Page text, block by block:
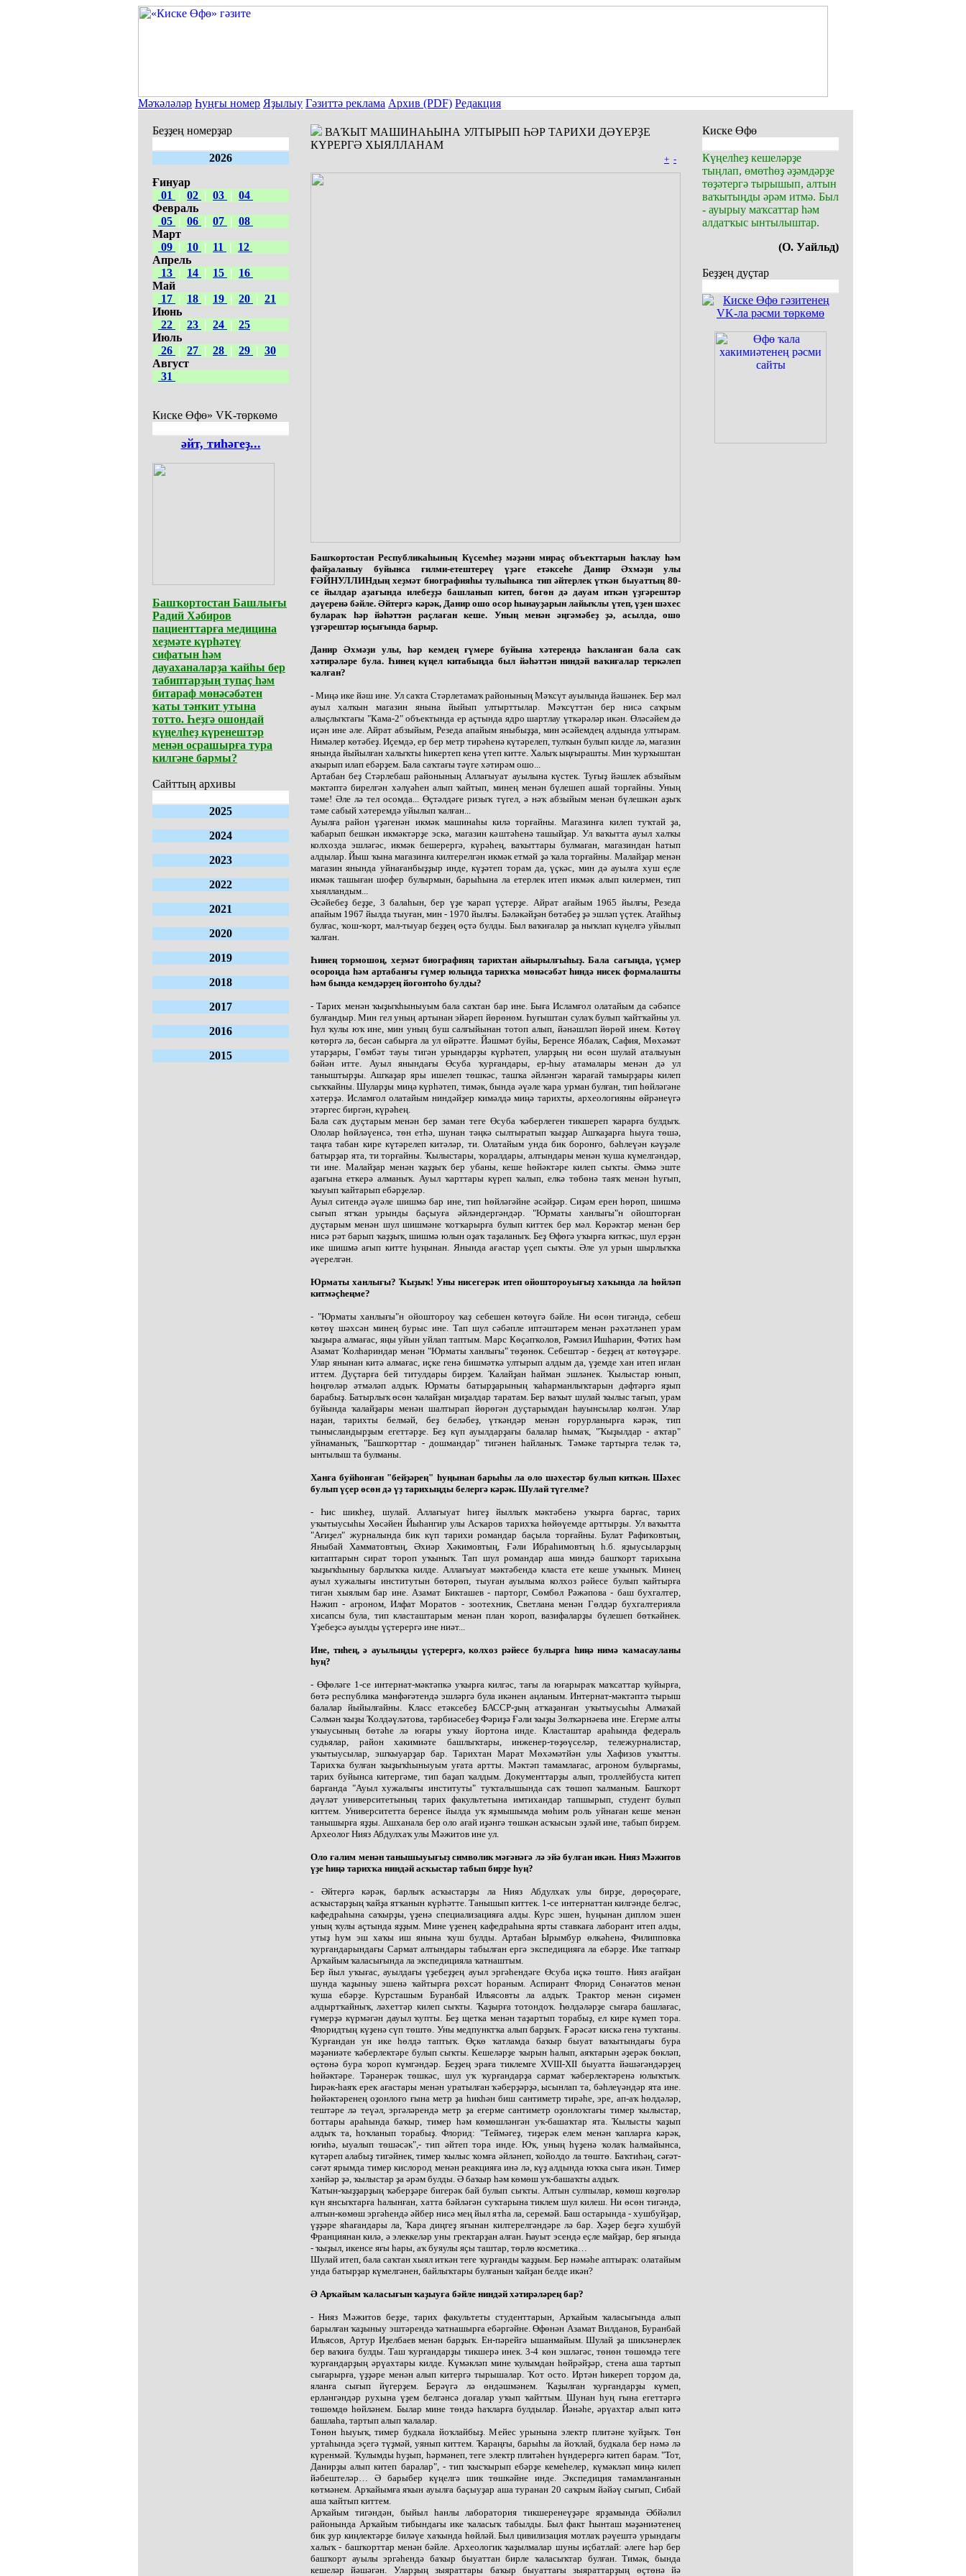
Мәҡәләләр Һуңғы номер Яҙылыу Гәзиттә реклама Архив (PDF) Редакция
Беҙҙең номерҙар
2026
Ғинуар
01
| 02 | 03 | 04
Февраль
05 | 06 | 07 | 08
Март
09 | 10 | 11 |
12
Апрель
13 | 14 | 15 |
16
Май
17 | 18 | 19 | 20 | 21
Июнь
22 | 23 | 24 | 25
Июль
26 | 27 | 28 | 29 | 30
Август
31
Киске Өфө» VK-төркөмө
әйт, тиһәгеҙ...
Башҡортостан Башлығы
Радий Хәбиров
пациенттарға медицина
хеҙмәте күрһәтеү
сифатын һәм
дауаханаларҙа ҡайһы бер
табиптарҙың тупаҫ һәм
битараф мөнәсәбәтен
ҡаты тәнҡит утына
тотто. Һеҙгә ошондай
күңелһеҙ күренештәр
менән осрашырға тура
килгәне бармы?
Сайттың архивы
2025
2024
2023
2022
2021
2020
2019
2018
2017
2016
2015
ВАҠЫТ МАШИНАҺЫНА УЛТЫРЫП ҺӘР ТАРИХИ ДӘҮЕРҘЕ
КҮРЕРГӘ ХЫЯЛЛАНАМ
+ -
Башҡортостан Республикаһының Күсемһеҙ мәҙәни мираҫ объекттарын һаҡлау һәм
файҙаланыу буйынса ғилми-етештереү үҙәге етәксеһе Данир Әхмәҙи улы
ҒӘЙНУЛЛИНдың хеҙмәт биографияһы тулыһынса тип әйтерлек үткән быуаттың 80-
се йылдар аҙағында илебеҙҙә башланып китеп, бөгөн дә дауам иткән үҙгәрештәр
дәүеренә бәйле. Әйтергә кәрәк, Данир ошо осор һынауҙарын лайыҡлы үтеп, үҙен шәхес
булараҡ һәр йәһәттән раҫлаған кеше. Уның менән әңгәмәбеҙ ҙә, асылда, ошо
үҙгәрештәр юҫығында барыр.
Данир Әхмәҙи улы, һәр кемдең ғүмере буйына хәтерендә һаҡланған бала саҡ
хәтирәләре була. Һинең күңел китабыңда был йәһәттән ниндәй ваҡиғалар теркәлеп
ҡалған?
- Миңә ике йәш ине. Ул саҡта Стәрлетамаҡ районының Мәҡсүт ауылында йәшәнек. Бер мәл
ауыл халҡын магазин янына йыйып ултырттылар. Мәҡсүттән бер нисә саҡрым
алыҫлыҡтағы "Кама-2" объектында ер аҫтында ядро шартлау үткәрәләр икән. Өләсәйем дә
иҫән ине әле. Айрат абзыйым, Резеда апайым яныбыҙҙа, мин әсәйемдең алдында ултырам.
Нимәлер көтәбеҙ. Иҫемдә, ер бер метр тирәһенә күтәрелеп, тулҡын булып килде лә, магазин
янында йыйылған халыҡты һикертеп кенә үтеп китте. Халыҡ ыңғырашты. Мин ҡурҡыштан
аҡырып илап ебәрҙем. Бала саҡтағы тәүге хәтирәм ошо...
Артабан беҙ Стәрлебаш районының Аллағыуат ауылына күстек. Туғыҙ йәшлек абзыйым
мәктәптә бирелгән хәлүәһен алып ҡайтып, минең менән бүлешеп ашай торғайны. Уның
тәме! Әле лә тел осомда... Өҫтәлдәге ризыҡ түгел, ә нәҡ абзыйым менән бүлешкән аҙыҡ
тәме сабый хәтеремдә уйылып ҡалған...
Ауылға район үҙәгенән икмәк машинаһы килә торғайны. Магазинға килеп туҡтай ҙа,
ҡабарып бешкән икмәктәрҙе эскә, магазин кәштәһенә ташыйҙар. Ул ваҡытта ауыл халҡы
колхозда эшләгәс, икмәк бешерергә, күрәһең, ваҡыттары булмаған, магазиндан һатып
алдылар. Йыш ҡына магазинға килтерелгән икмәк етмәй ҙә ҡала торғайны. Малайҙар менән
магазин янында уйнағанбыҙҙыр инде, күҙәтеп торам да, үҫкәс, мин дә ауылға хуш еҫле
икмәк ташыған шофер булырмын, барыһына ла етерлек итеп икмәк алып килермен, тип
хыялландым...
Әсәйебеҙ беҙҙе, 3 балаһын, бер үҙе ҡарап үҫтерҙе. Айрат ағайым 1965 йылғы, Резеда
апайым 1967 йылда тыуған, мин - 1970 йылғы. Бәләкәйҙән бөтәбеҙ ҙә эшләп үҫтек. Атайһыҙ
булғас, ҡош-ҡорт, мал-тыуар беҙҙең өҫтә булды. Был ваҡиғалар ҙа ныҡлап күңелгә уйылып
ҡалған.
Һинең тормошоң, хеҙмәт биографияң тарихтан айырылғыһыҙ. Бала сағыңда, үҫмер
осороңда һәм артабанғы ғүмер юлыңда тарихҡа мөнәсәбәт һиндә нисек формалашты
һәм бында кемдәрҙең йоғонтоһо булды?
- Тарих менән ҡыҙыҡһыныуым бала саҡтан бар ине. Быға Исламғол олатайым да сәбәпсе
булғандыр. Мин гел уның артынан эйәреп йөрөнөм. Һуғыштан сулаҡ булып ҡайтҡайны ул.
Һул ҡулы юҡ ине, мин уның буш салғыйынан тотоп алып, йәнәшләп йөрөй инем. Көтөү
көтөргә лә, бесән сабырға ла ул өйрәтте. Йәшмәт буйы, Беренсе Ябалаҡ, Сафия, Мөхәмәт
утарҙары, Гөмбәт тауы тигән урындарҙы күрһәтеп, уларҙың ни өсөн шулай аталыуын
бәйән итте. Ауыл янындағы Өсуба ҡурғандары, ер-һыу атамалары менән дә ул
таныштырҙы. Ашҡаҙар яры ишелеп төшкәс, ташҡа әйләнгән ҡарағай тамырҙары килеп
сыҡҡайны. Шуларҙы миңә күрһәтеп, тимәк, бында әүәле ҡара урман булған, тип һөйләгәне
хәтерҙә. Исламғол олатайым ниндәйҙер кимәлдә миңә тарихты, археологияны өйрәнеүгә
этәргес биргән, күрәһең.
Бала саҡ дуҫтарым менән бер заман теге Өсуба ҡәберлеген тикшереп ҡарарға булдыҡ.
Ололар һөйләүенсә, төн етһә, шунан тәңкә сылтыратып ҡыҙҙар Ашҡаҙарға һыуға төшә,
таңға табан кире күтәрелеп китәләр, ти. Олатайым унда бик боронғо, бәһлеүән кәүҙәле
батырҙар ята, ти торғайны. Ҡылыстары, ҡоралдары, алтындары менән ҡуша күмелгәндәр,
ти ине. Малайҙар менән ҡаҙҙыҡ бер убаны, кеше һөйәктәре килеп сыҡты. Әммә эште
аҙағына еткерә алманыҡ. Ауыл ҡарттары күреп ҡалып, елкә төбөнә таяҡ менән һуғып,
ҡыуып ҡайтарып ебәрҙеләр.
Ауыл ситендә әүәле шишмә бар ине, тип һөйләгәйне әсәйҙәр. Сиҙәм ерен һөрөп, шишмә
сығып ятҡан урынды баҫыуға әйләндергәндәр. "Юрматы ханлығы"н ойошторған
дуҫтарым менән шул шишмәне ҡотҡарырға булып киттек бер мәл. Көрәктәр менән бер
нисә рәт барып ҡаҙҙыҡ, шишмә юлын оҙаҡ таҙаланыҡ. Беҙ Өфөгә уҡырға киткәс, шул ерҙән
ике шишмә ағып китте һуңынан. Янында ағастар үҫеп сыҡты. Әле ул урын шырлыҡҡа
әүерелгән.
Юрматы ханлығы? Ҡыҙыҡ! Уны нисегерәк итеп ойоштороуығыҙ хаҡында ла һөйләп
китмәҫһеңме?
- "Юрматы ханлығы"н ойоштороу ҡаҙ себешен көтөүгә бәйле. Ни өсөн тигәндә, себеш
көтөү шәхсән минең бурыс ине. Тап шул сәбәпле иптәштәрем менән рәхәтләнеп урам
ҡыҙыра алмағас, яңы уйын уйлап таптым. Марс Көҫәпҡолов, Рәмзил Ишһарин, Фәтих һәм
Азамат Ҡолһариндар менән "Юрматы ханлығы" төҙөнөк. Себештәр - беҙҙең ат көтөүҙәре.
Улар янынан китә алмағас, иҫке генә бишмәткә ултырып алдым да, үҙемде хан итеп иғлан
иттем. Дуҫтарға бей титулдары бирҙем. Ҡалайҙан һайман эшләнек. Ҡылыстар юнып,
һөңгөләр әтмәләп алдыҡ. Юрматы батырҙарының ҡаһарманлыҡтарын дәфтәргә яҙып
барабыҙ. Батырлыҡ өсөн ҡалайҙан миҙалдар таратам. Бер ваҡыт шулай ҡылыс тағып, урам
буйында ҡалайҙары менән шалтырап йөрөгән дуҫтарымдан һауынсылар көлгән. Улар
наҙан, тарихты белмәй, беҙ беләбеҙ, үткәндәр менән ғорурланырға кәрәк, тип
тынысландырҙым егеттәрҙе. Беҙ күп ауылдарҙағы балалар һымаҡ, "Ҡыҙылдар - аҡтар"
уйнаманыҡ, "Башҡорттар - дошмандар" тигәнен һайланыҡ. Тәмәке тартырға теләк тә,
ынтылыш та булманы.
Ханға буйһонған "бейҙәрең" һуңынан барыһы ла оло шәхестәр булып киткән. Шәхес
булып үҫер өсөн дә үҙ тарихыңды белергә кәрәк. Шулай түгелме?
- Һис шикһеҙ, шулай. Аллағыуат һигеҙ йыллыҡ мәктәбенә уҡырға барғас, тарих
уҡытыусыһы Хөсәйен Йыһангир улы Асҡаров тарихҡа һөйөүемде арттырҙы. Ул ваҡытта
"Ағиҙел" журналында бик күп тарихи романдар баҫыла торғайны. Булат Рафиҡовтың,
Яныбай Хамматовтың, Әхиәр Хәкимовтың, Ғәли Ибраһимовтың һ.б. яҙыусыларҙың
китаптарын сират тороп уҡыныҡ. Тап шул романдар аша миндә башҡорт тарихына
ҡыҙыҡһыныу барлыҡҡа килде. Аллағыуат мәктәбендә класта ете кеше уҡыныҡ. Минең
ауыл хужалығы институтын бөтөрөп, тыуған ауылыма колхоз рәйесе булып ҡайтырға
тигән хыялым бар ине. Азамат Бикташев - парторг, Сөмбөл Рәжәпова - баш бухгалтер,
Нәжип - агроном, Илфат Моратов - зоотехник, Светлана менән Гөлдәр бухгалтерияла
хисапсы була, тип класташтарым менән план ҡороп, вазифаларҙы бүлешеп бөткәйнек.
Үҙебеҙсә ауылды үҫтерергә ине ниәт...
Ине, тиһең, ә ауылыңды үҫтерергә, колхоз рәйесе булырға һиңә нимә ҡамасауланы
һуң?
- Өфөләге 1-се интернат-мәктәпкә уҡырға килгәс, тағы ла юғарыраҡ маҡсаттар ҡуйырға,
бөтә республика мәнфәғәтендә эшләргә була икәнен аңланым. Интернат-мәктәптә тырыш
балалар йыйылғайны. Класс етәксебеҙ БАССР-ҙың атҡаҙанған уҡытыусыһы Алмаҡай
Сәлмән ҡыҙы Ҡолдәүләтова, тәрбиәсебеҙ Фәриҙә Ғәли ҡыҙы Зөлҡәрнәева ине. Егерме алты
уҡыусының бөтәһе лә юғары уҡыу йортона инде. Класташтар араһында федераль
судьялар, район хакимиәте башлыҡтары, инженер-төҙөүселәр, тележурналистар,
уҡытыусылар, эшҡыуарҙар бар. Тарихтан Марат Мөхәмәтйән улы Хафизов уҡытты.
Тарихҡа булған ҡыҙыҡһыныуым уғата артты. Мәктәп тамамлағас, агроном булырғамы,
тарих буйынса китергәме, тип баҙап ҡалдым. Документтарҙы алып, троллейбуста китеп
барғанда "Ауыл хужалығы институты" туҡталышында саҡ төшөп ҡалманым. Башҡорт
дәүләт университетының тарих факультетына имтихандар тапшырып, студент булып
киттем. Университетта беренсе йылда уҡ яҙмышымда мөһим роль уйнаған кеше менән
танышырға яҙҙы. Ашханала бер оло ағай иҙәнгә төшкән асҡысын эҙләй ине, табып бирҙем.
Археолог Нияз Абдулхаҡ улы Мәжитов ине ул.
Оло ғалим менән танышыуығыҙ символик мәғәнәгә лә эйә булған икән. Нияз Мәжитов
үҙе һиңә тарихҡа ниндәй асҡыстар табып бирҙе һуң?
- Әйтергә кәрәк, барлыҡ асҡыстарҙы ла Нияз Абдулхаҡ улы бирҙе, дөрөҫөрәге,
асҡыстарҙың ҡайҙа ятҡанын күрһәтте. Танышып киттек. 1-се интернаттан килгәнде белгәс,
кафедраһына саҡырҙы, үҙенә специализацияға алды. Курс эшен, һуңынан диплом эшен
уның ҡулы аҫтында яҙҙым. Мине үҙенең кафедраһына ярты ставкаға лаборант итеп алды,
утыҙ һум эш хаҡы иш янына ҡуш булды. Артабан Ырымбур өлкәһенә, Филипповка
ҡурғандарындағы Сармат алтындары табылған ергә экспедицияға ла ебәрҙе. Ике тапҡыр
Арҡайым ҡаласығында ла экспедицияла ҡатнаштым.
Бер йыл уҡығас, ауылдағы үҙебеҙҙең ауыл эргәһендәге Өсуба иҫкә төштө. Нияз ағайҙан
шунда ҡаҙыныу эшенә ҡайтырға рөхсәт һораным. Аспирант Флорид Сөнәғәтов менән
ҡуша ебәрҙе. Курсташым Буранбай Ильясовты ла алдыҡ. Трактор менән сиҙәмен
алдыртҡайныҡ, ләхеттәр килеп сыҡты. Ҡаҙырға тотондоҡ. Һөлдәләрҙе сығара башлағас,
ғүмерҙә күрмәгән дауыл ҡупты. Беҙ щетка менән таҙартып торабыҙ, ел кире күмеп тора.
Флоридтың күҙенә сүп төштө. Уны медпунктҡа алып барҙыҡ. Ғәрәсәт кискә генә туҡтаны.
Ҡурғандан ун ике һөлдә таптыҡ. Өҫкө ҡатламда баҡыр быуат ваҡытындағы бура
мәҙәниәте ҡәберлектәре булып сыҡты. Кешеләрҙе ҡырын һалып, аяҡтарын әҙерәк бөкләп,
өҫтөнә бура ҡороп күмгәндәр. Беҙҙең эраға тиклемге XVIII-XII быуатта йәшәгәндәрҙең
һөйәктәре. Тәрәнерәк төшкәс, шул уҡ ҡурғандарҙа сармат ҡәберлектәренә юлыҡтыҡ.
Һирәк-һаяҡ ерек ағастары менән уратылған ҡәберҙәрҙә, ысынлап та, бәһлеүәндәр ята ине.
Һөйәктәренең оҙонлоғо ғына метр ҙа һикһән биш сантиметр тирәһе, эре, ап-аҡ һөлдәләр,
тештәре лә теүәл, эргәләрендә метр ҙа егерме сантиметр оҙонлоҡтағы тимер ҡылыстар,
боттары араһында баҡыр, тимер һәм көмөшләнгән уҡ-башаҡтар ята. Ҡылысты ҡаҙып
алдыҡ та, һоҡланып торабыҙ. Флорид: "Теймәгеҙ, тиҙерәк елем менән ҡапларға кәрәк,
юғиһә, ыуалып төшәсәк",- тип әйтеп тора инде. Юҡ, уның һүҙенә ҡолаҡ һалмайынса,
күтәреп алабыҙ тигәйнек, тимер ҡылыс ҡомға әйләнеп, ҡойолдо ла төштө. Баҡтиһәң, сәғәт-
сәғәт ярымда тимер кислород менән реакцияға инә лә, күҙ алдында юҡҡа сыға икән. Тимер
хәнйәр ҙә, ҡылыстар ҙа әрәм булды. Ә баҡыр һәм көмөш уҡ-башаҡты алдыҡ.
Ҡатын-ҡыҙҙарҙың ҡәберҙәре бигерәк бай булып сыҡты. Алтын сулпылар, көмөш көҙгөләр
күн янсыҡтарға һалынған, хатта бәйләгән суҡтарына тиклем шул килеш. Ни өсөн тигәндә,
алтын-көмөш эргәһендә әйбер нисә мең йыл ятһа ла, серемәй. Баш остарында - хушбуйҙар,
үҙҙәре яһағандары ла, Ҡара диңгеҙ яғынан килтерелгәндәре лә бар. Хәҙер беҙгә хушбуй
Франциянан килә, ә элеккеләр уны гректарҙан алған. Һауыт эсендә еҫле майҙар, бер яғында
- ҡыҙыл, икенсе яғы һары, аҡ буяулы яҫы таштар, төрлө косметика…
Шулай итеп, бала саҡтан хыял иткән теге ҡурғанды ҡаҙҙым. Бер нәмәһе аптыраҡ: олатайым
унда батырҙар күмелгәнен, байлыҡтары булғанын ҡайҙан белде икән?
Ә Арҡайым ҡаласығын ҡаҙыуға бәйле ниндәй хәтирәләрең бар?
- Нияз Мәжитов беҙҙе, тарих факультеты студенттарын, Арҡайым ҡаласығында алып
барылған ҡаҙыныу эштәрендә ҡатнашырға ебәргәйне. Өфөнән Азамат Вилданов, Буранбай
Ильясов, Артур Иҙелбаев менән барҙыҡ. Ен-пәрейгә ышанмайым. Шулай ҙа шикләнерлек
бер ваҡиға булды. Таш ҡурғандарҙы тикшерә инек. 3-4 көн эшләгәс, төнөн төшөмдә теге
ҡурғандарҙың әрүахтары килде. Күмәкләп мине ҡулымдан һөйрәйҙәр, стена аша тартып
сығарырға, үҙҙәре менән алып китергә тырышалар. Ҡот осто. Иртән һикереп торҙом да,
яланға сығып йүгерҙем. Берәүгә лә өндәшмәнем. Ҡаҙылған ҡурғандарҙы күмеп,
ерләнгәндәр рухына үҙем белгәнсә доғалар уҡып ҡайттым. Шунан һуң ғына егеттәргә
төшөмдө һөйләнем. Былар мине төндә һаҡларға булдылар. Йәнәһе, әрүахтар алып китә
башлаһа, тартып алып ҡалалар.
Төнөн һыуыҡ, тимер будкала йоҡлайбыҙ. Мейес урынына электр плитәне ҡуйҙыҡ. Төн
уртаһында эҫегә түҙмәй, уянып киттем. Ҡараңғы, барыһы ла йоҡлай, будкала бер нәмә лә
күренмәй. Ҡулымды һуҙып, һәрмәнеп, теге электр плитәһен һүндерергә китеп барам. "Тот,
Данирҙы алып китеп баралар", - тип ҡысҡырып ебәрҙе кемеһелер, күмәкләп миңә килеп
йәбештеләр… Ә барыбер күңелгә шик төшкәйне инде. Экспедиция тамамланғанын
көтмәнем. Арҡайымға яҡын ауылға баҫыуҙар аша туранан 20 саҡрым йәйәү сығып, Сибай
аша ҡайтып киттем.
Арҡайым тигәндән, быйыл һанлы лаборатория тикшеренеүҙәре ярҙамында Әбйәлил
районында Арҡайым тибындағы ике ҡаласыҡ табылды. Был факт Һынташ мәҙәниәтенең
бик ҙур киңлектәрҙе биләүе хаҡында һөйләй. Был цивилизация мотлаҡ рәүештә урындағы
халыҡ - башҡорттар менән бәйле. Археологик ҡаҙылмалар шуны иҫбатлай: әлеге һәр бер
башҡорт ауылы эргәһендә баҡыр быуаттан бирле ҡаласыҡтар булған. Тимәк, бында
кешеләр йәшәгән. Уларҙың зыяраттары баҡыр быуаттағы зыяраттарҙың өҫтөнә йә
Киске Өфө
Күңелһеҙ кешеләрҙе
тыңлап, өмөтһөҙ әҙәмдәрҙе
төҙәтергә тырышып, алтын
ваҡытыңды әрәм итмә. Был
- ауырыу маҡсаттар һәм
алдатҡыс ынтылыштар.
(О. Уайльд)
Беҙҙең дуҫтар